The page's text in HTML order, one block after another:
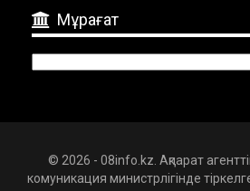
Мұрағат
© 2026 - 08info.kz. Ақпарат
комуникация министрлігінде